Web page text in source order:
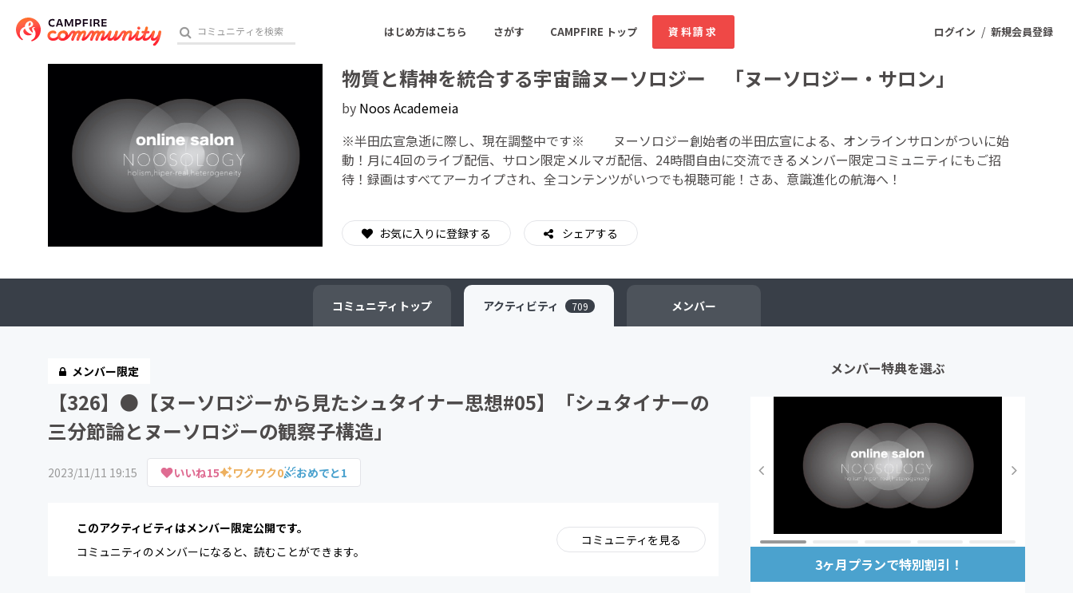
ログイン / 新規会員登録
はじめ方はこちら さがす CAMPFIRE トップ 資料請求
おすすめのコミュニティ 人気のコミュニティ 新着のコミュニティ
アート・写真
ゲーム・サービス開発 フード・飲食店
ソーシャルグッド ビューティー・ヘルスケア
チャレンジ
物質と精神を統合する宇宙論ヌーソロジー 「ヌーソロジー・サロン」
by Noos Academeia
※半田広宣急逝に際し、現在調整中です※ ヌーソロジー創始者の半田広宣による、オンラインサロンがついに始
動！月に4回のライブ配信、サロン限定メルマガ配信、24時間自由に交流できるメンバー限定コミュニティにもご招
待！録画はすべてアーカイプされ、全コンテンツがいつでも視聴可能！さあ、意識進化の航海へ！
お気に入りに登録する シェアする
コミュニティ トップ アクティビティ 709 メンバー
メンバー限定
【326】●【ヌーソロジーから見たシュタイナー思想#05】「シュタイナーの
三分節論とヌーソロジーの観察子構造」
2023/11/11 19:15 いいね15 ワクワク0 おめでと1
このアクティビティはメンバー限定公開です。
コミュニティのメンバーになると、読むことができます。
コミュニティを見る
メンバー特典を選ぶ
3ヶ月プランで特別割引！